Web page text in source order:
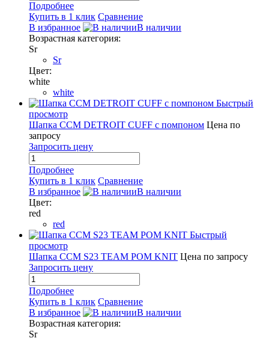
Подробнее
Купить в 1 клик Сравнение
В избранное
В наличии
Возрастная категория:
Sr
Sr
Цвет:
white
white
Быстрый
просмотр
Шапка CCM DETROIT CUFF с помпоном Цена по
запросу
Запросить цену
Подробнее
Купить в 1 клик Сравнение
В избранное
В наличии
Цвет:
red
red
Быстрый
просмотр
Шапка CCM S23 TEAM POM KNIT Цена по запросу
Запросить цену
Подробнее
Купить в 1 клик Сравнение
В избранное
В наличии
Возрастная категория:
Sr